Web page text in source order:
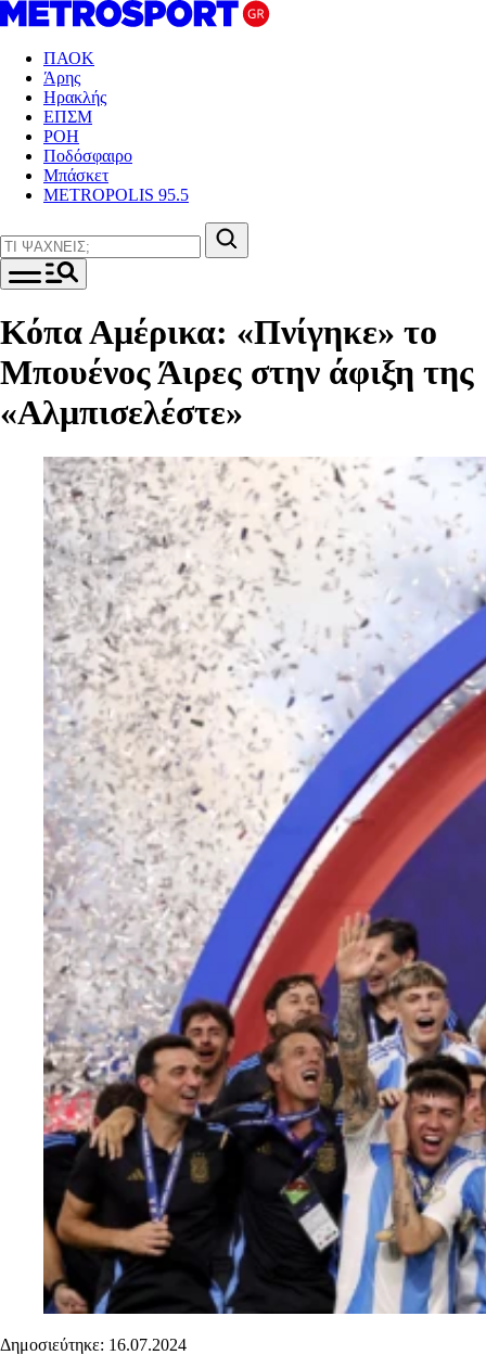
ΠΑΟΚ
Άρης
Ηρακλής
ΕΠΣΜ
ΡΟΗ
Ποδόσφαιρο
Μπάσκετ
METROPOLIS 95.5
Κόπα Αμέρικα: «Πνίγηκε» το
Μπουένος Άιρες στην άφιξη της
«Αλμπισελέστε»
Δημοσιεύτηκε: 16.07.2024